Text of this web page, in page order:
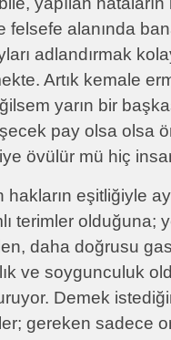
felsefe alanında
adlandırmak
Artık kemale
yarın bir
pay olsa olsa
övülür mü hiç
eşitliğiyle
terimler
daha doğrusu
ve soygunculuk
Demek
gereken sadece